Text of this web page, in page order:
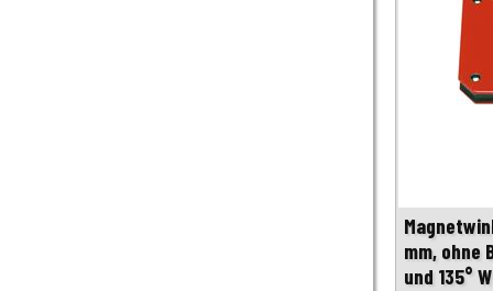
mm, ohne
und 135°